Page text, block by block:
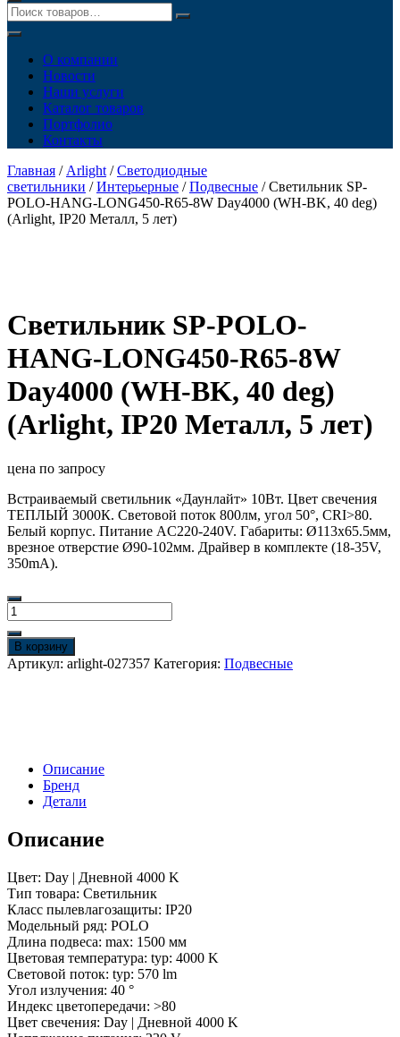
О компании
Новости
Наши услуги
Каталог товаров
Портфолио
Контакты
Главная / Arlight /Светодиодные
светильники /Интерьерные /Подвесные / Светильник SP-
POLO-HANG-LONG450-R65-8W Day4000 (WH-BK, 40 deg)
(Arlight, IP20 Металл, 5 лет)
Светильник SP-POLO-
HANG-LONG450-R65-8W
Day4000 (WH-BK, 40 deg)
(Arlight, IP20 Металл, 5 лет)
цена по запросу
Встраиваемый светильник «Даунлайт» 10Вт. Цвет свечения
ТЕПЛЫЙ 3000К. Световой поток 800лм, угол 50°, CRI>80.
Белый корпус. Питание AC220-240V. Габариты: Ø113х65.5мм,
врезное отверстие Ø90-102мм. Драйвер в комплекте (18-35V,
350mA).
Количество
товара
Светильник
SP-
POLO-
(WH-
BK,
(Arlight,
IP20
5
лет)
В корзину
Артикул: arlight-027357 Категория: Подвесные
Описание
Бренд
Детали
Описание
Цвет: Day | Дневной 4000 K
Тип товара: Светильник
Класс пылевлагозащиты: IP20
Модельный ряд: POLO
Длина подвеса: max: 1500 мм
Цветовая температура: typ: 4000 K
Световой поток: typ: 570 lm
Угол излучения: 40 °
Индекс цветопередачи: >80
Цвет свечения: Day | Дневной 4000 K